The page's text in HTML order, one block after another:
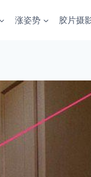
涨姿势 胶片摄